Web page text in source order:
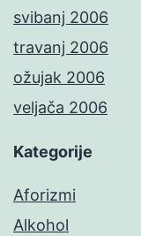
svibanj 2006
travanj 2006
ožujak 2006
veljača 2006
Kategorije
Aforizmi
Alkohol